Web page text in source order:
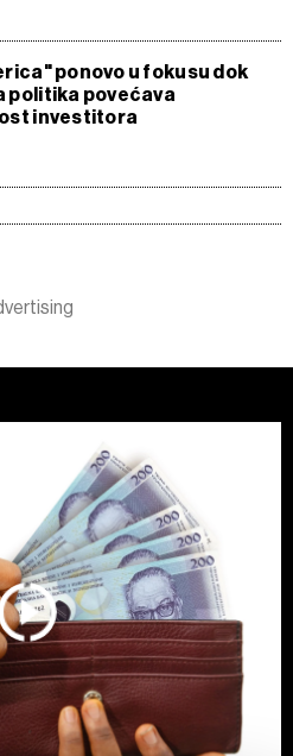
ponovo u fokusu dok
politika povećava
investitora